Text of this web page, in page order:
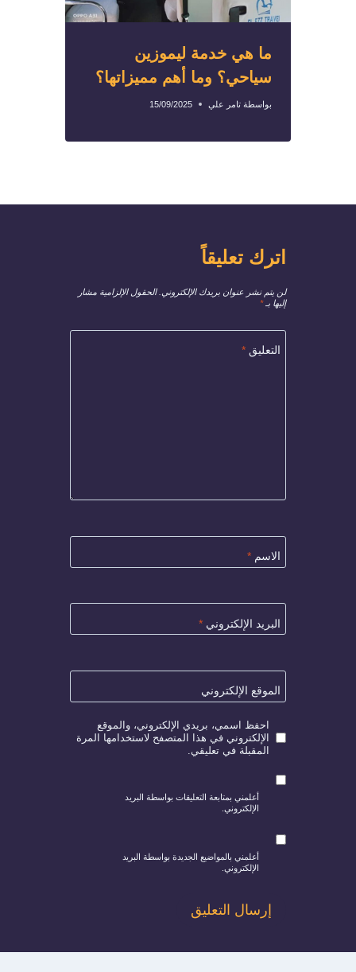
ما هي خدمة ليموزين
سياحي؟ وما أهم مميزاتها؟
بواسطة تامر علي 15/09/2025
اترك تعليقاً
لن يتم نشر عنوان بريدك الإلكتروني. الحقول الإلزامية مشار
إليها بـ*
التعليق *
الاسم *
البريد الإلكتروني *
الموقع الإلكتروني
احفظ اسمي، بريدي الإلكتروني، والموقع
الإلكتروني في هذا المتصفح لاستخدامها المرة
المقبلة في تعليقي.
أعلمني بمتابعة التعليقات بواسطة البريد
الإلكتروني.
أعلمني بالمواضيع الجديدة بواسطة البريد
الإلكتروني.